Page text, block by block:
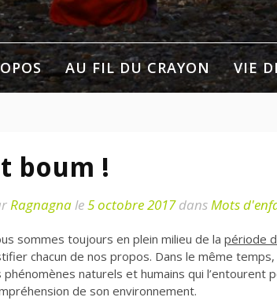
AU FIL DU CRAYON VIE
boum !
Ragnagnale5 octobre 2017dansMots
sommes toujours en plein milieu de la période
chacun de nos propos. Dans le même
phénomènes naturels et humains qui l’entourent
de son environnement.